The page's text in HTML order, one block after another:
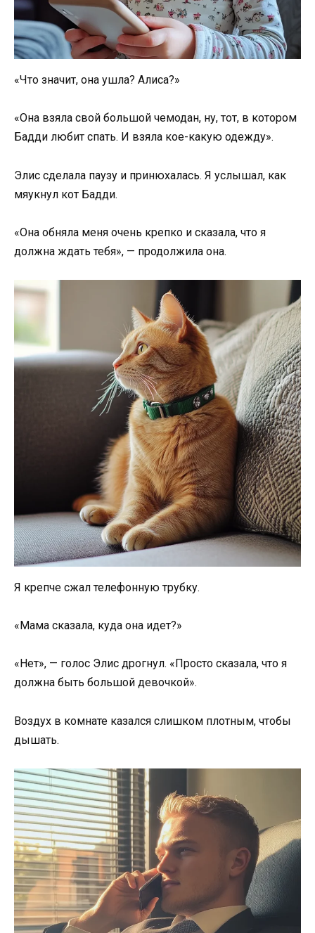
«Что значит, она ушла? Алиса?»
«Она взяла свой большой чемодан, ну, тот, в котором
Бадди любит спать. И взяла кое-какую одежду».
Элис сделала паузу и принюхалась. Я услышал, как
мяукнул кот Бадди.
«Она обняла меня очень крепко и сказала, что я
должна ждать тебя», — продолжила она.
Я крепче сжал телефонную трубку.
«Мама сказала, куда она идет?»
«Нет», — голос Элис дрогнул. «Просто сказала, что я
должна быть большой девочкой».
Воздух в комнате казался слишком плотным, чтобы
дышать.